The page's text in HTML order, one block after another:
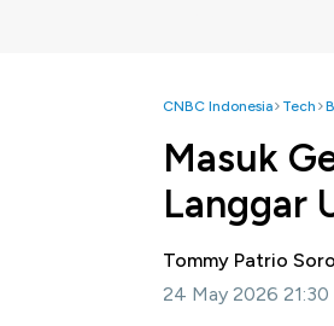
CNBC Indonesia Tech
Masuk
Langgar
Tommy Patrio
24 May 2026 21:30